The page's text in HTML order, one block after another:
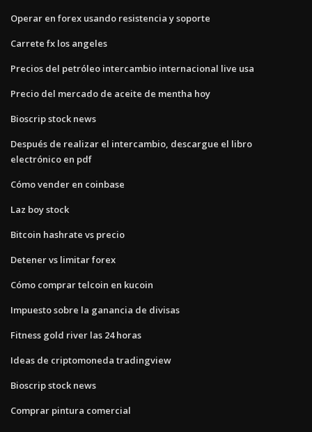
Operar en forex usando resistencia y soporte
Carrete fx los angeles
Precios del petróleo intercambio internacional live usa
Precio del mercado de aceite de mentha hoy
Bioscrip stock news
Después de realizar el intercambio, descargue el libro
electrónico en pdf
Cómo vender en coinbase
Laz boy stock
Bitcoin hashrate vs precio
Detener vs limitar forex
Cómo comprar telcoin en kucoin
Impuesto sobre la ganancia de divisas
Fitness gold river las 24 horas
Ideas de criptomoneda tradingview
Bioscrip stock news
Comprar pintura comercial